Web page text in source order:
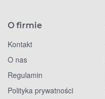
O firmie
Kontakt
O nas
Regulamin
Polityka prywatności